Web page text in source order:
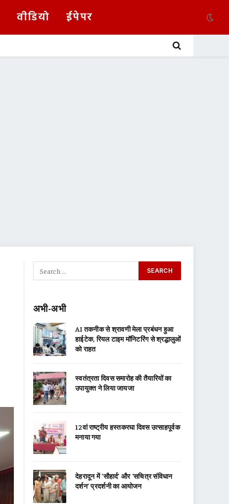
वीडियो ईपेपर
अभी-अभी
AI तकनीक से श्रावणी मेला प्रबंधन हुआ
हाईटेक, रियल टाइम मॉनिटरिंग से श्रद्धालुओं
को राहत
स्वतंत्रता दिवस समारोह की तैयारियों का
उपायुक्त ने लिया जायजा
12वां राष्ट्रीय हस्तकरघा दिवस उत्साहपूर्वक
मनाया गया
देहरादून में ‘सौहार्द’ और ‘सचित्र संविधान
दर्शन’ प्रदर्शनी का आयोजन